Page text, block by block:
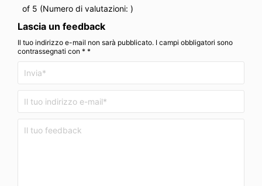
of 5 (Numero di valutazioni: )
Lascia un feedback
Il tuo indirizzo e-mail non sarà pubblicato. I campi obbligatori sono
contrassegnati con * *